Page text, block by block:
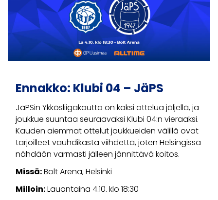
Ennakko: Klubi 04 – JäPS
JäPSin Ykkösliigakautta on kaksi ottelua jäljellä, ja
joukkue suuntaa seuraavaksi Klubi 04:n vieraaksi.
Kauden aiemmat ottelut joukkueiden välillä ovat
tarjoilleet vauhdikasta viihdettä, joten Helsingissä
nähdään varmasti jälleen jännittävä koitos.
Missä:Bolt Arena, Helsinki
Milloin:Lauantaina 4.10. klo 18:30